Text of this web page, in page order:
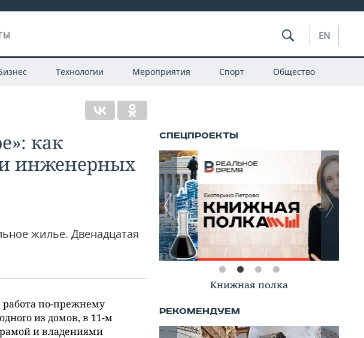
EN
Технологии Мероприятия Спорт Общество
как
инженерных
жилье. Двенадцатая
работа по-прежнему
из домов, в 11-м
и владениями
Книжная полка